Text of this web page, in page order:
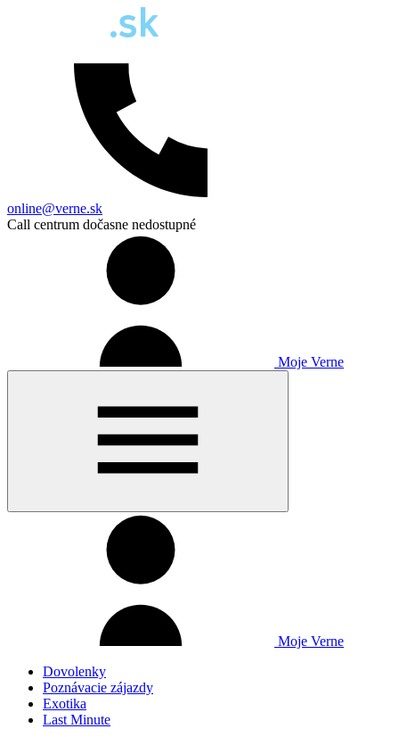
online@verne.sk
Call centrum dočasne nedostupné
Moje Verne
Moje Verne
Dovolenky
Poznávacie zájazdy
Exotika
Last Minute